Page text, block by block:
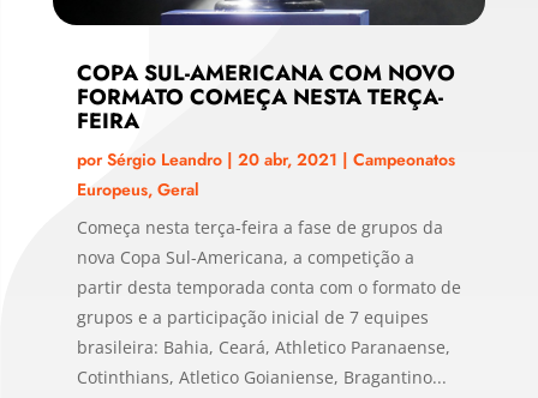
COPA SUL-AMERICANA COM NOVO
FORMATO COMEÇA NESTA TERÇA-
FEIRA
porSérgio Leandro| 20 abr, 2021 | Campeonatos
Europeus, Geral
Começa nesta terça-feira a fase de grupos da
nova Copa Sul-Americana, a competição a
partir desta temporada conta com o formato de
grupos e a participação inicial de 7 equipes
brasileira: Bahia, Ceará, Athletico Paranaense,
Cotinthians, Atletico Goianiense, Bragantino...